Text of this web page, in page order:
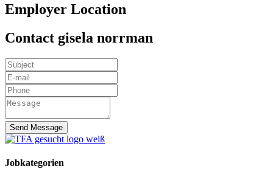
Employer Location
Contact gisela norrman
Send Message
Jobkategorien